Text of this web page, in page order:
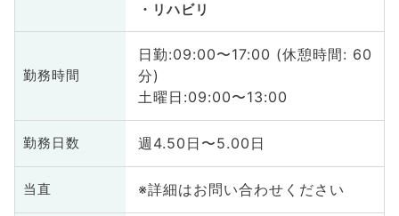
リハビリ
勤務時間
日勤:09:00〜17:00 (休憩時間: 60
分)
土曜日:09:00〜13:00
勤務日数 週4.50日〜5.00日
当直 ※詳細はお問い合わせください